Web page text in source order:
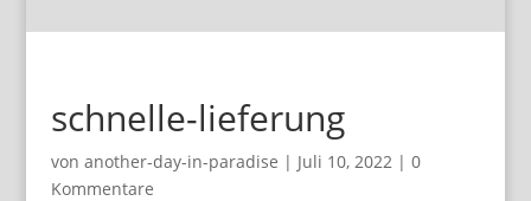
schnelle-lieferung
von another-day-in-paradise | Juli 10, 2022| 0
Kommentare